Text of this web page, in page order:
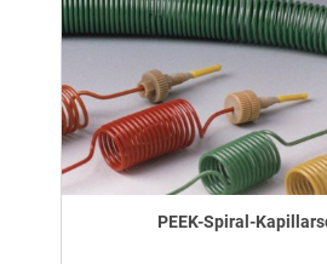
PEEK-Spiral-